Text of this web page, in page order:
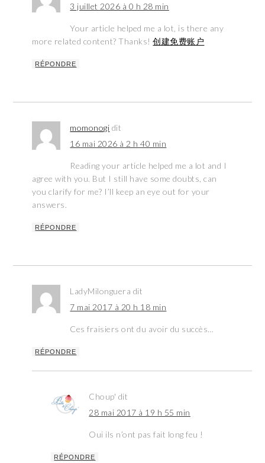
3 juillet 2026 à 0 h 28 min
Your article helped me a lot, is there any
more related content? Thanks!创建免费账户
RÉPONDRE
momonogi dit
16 mai 2026 à 2 h 40 min
Reading your article helped me a lot and I
agree with you. But I still have some doubts, can
you clarify for me? I’ll keep an eye out for your
answers.
RÉPONDRE
LadyMilonguera dit
7 mai 2017 à 20 h 18 min
Ces fraisiers ont du avoir du succès…
RÉPONDRE
Choup' dit
28 mai 2017 à 19 h 55 min
Oui ils n’ont pas fait long feu !
RÉPONDRE